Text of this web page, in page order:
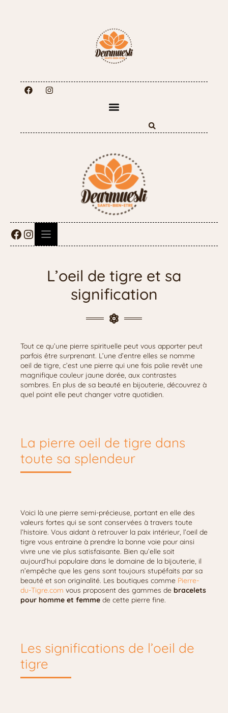
L’oeil de tigre et sa
signification
Tout ce qu’une pierre spirituelle peut vous apporter peut
parfois être surprenant. L’une d’entre elles se nomme
oeil de tigre, c’est une pierre qui une fois polie revêt une
magnifique couleur jaune dorée, aux contrastes
sombres. En plus de sa beauté en bijouterie, découvrez à
quel point elle peut changer votre quotidien.
La pierre oeil de tigre dans
toute sa splendeur
Voici là une pierre semi-précieuse, portant en elle des
valeurs fortes qui se sont conservées à travers toute
l’histoire. Vous aidant à retrouver la paix intérieur, l’oeil de
tigre vous entraine à prendre la bonne voie pour ainsi
vivre une vie plus satisfaisante. Bien qu’elle soit
aujourd’hui populaire dans le domaine de la bijouterie, il
n’empêche que les gens sont toujours stupéfaits par sa
beauté et son originalité. Les boutiques comme Pierre-
du-Tigre.com vous proposent des gammes de bracelets
pour homme et femme de cette pierre fine.
Les significations de l’oeil de
tigre